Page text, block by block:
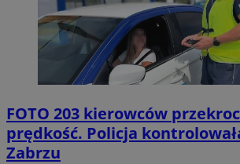
FOTO 203 kierowców
prędkość. Policja
Zabrzu